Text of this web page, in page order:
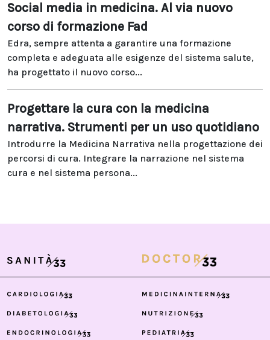
Social media in medicina. Al via nuovo
corso di formazione Fad
Edra, sempre attenta a garantire una formazione
completa e adeguata alle esigenze del sistema salute,
ha progettato il nuovo corso...
Progettare la cura con la medicina
narrativa. Strumenti per un uso quotidiano
Introdurre la Medicina Narrativa nella progettazione dei
percorsi di cura. Integrare la narrazione nel sistema
cura e nel sistema persona...